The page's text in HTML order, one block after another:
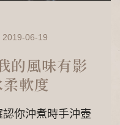
2019-06-19
的風味有影
軟度
你沖煮時手沖壺